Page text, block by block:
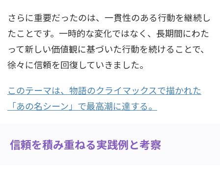
さらに重要だったのは、一貫性のある行動を継続し
たことです。一時的な変化ではなく、長期間にわた
って新しい価値観に基づいた行動を続けることで、
徐々に信頼を回復していきました。
このテーマは、物語のクライマックスで描かれた
「あの名シーン」で最高潮に達する。
信頼を積み重ねる実践例と考察